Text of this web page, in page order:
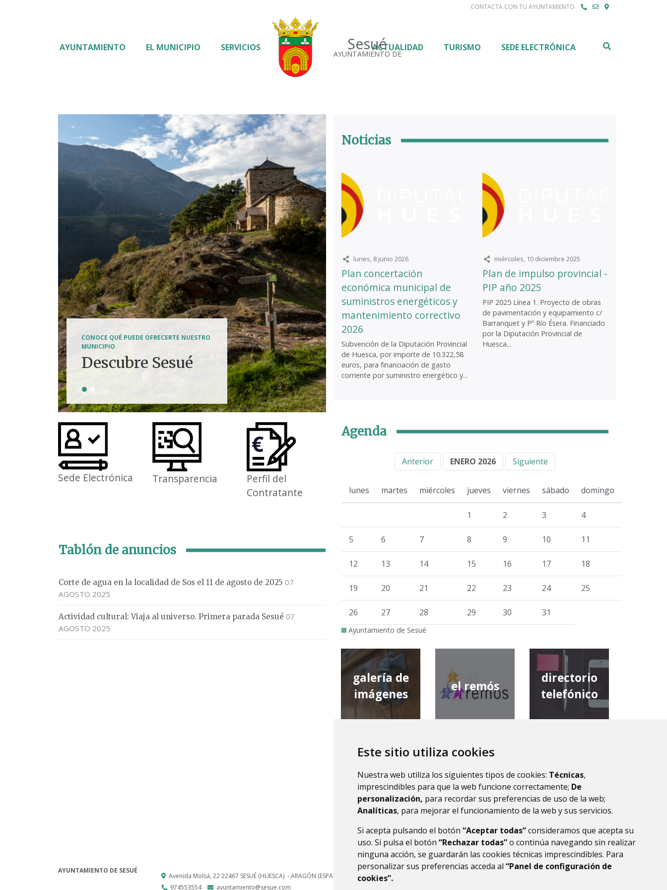
Este sitio utiliza cookies
Nuestra web utiliza los siguientes tipos de cookies: Técnicas,
imprescindibles para que la web funcione correctamente; De
personalización, para recordar sus preferencias de uso de la web;
Analíticas, para mejorar el funcionamiento de la web y sus servicios.
Si acepta pulsando el botón “Aceptar todas”consideramos que acepta su
uso. Si pulsa el botón “Rechazar todas”o continúa navegando sin realizar
ninguna acción, se guardarán las cookies técnicas imprescindibles. Para
personalizar sus preferencias acceda al “Panel de configuración de
cookies”.
CONTACTA CON TU AYUNTAMIENTO
Sesué
AYUNTAMIENTO DE
AYUNTAMIENTO EL MUNICIPIO SERVICIOS ACTUALIDAD TURISMO SEDE ELECTRÓNICA
CONOCE QUÉ PUEDE OFRECERTE NUESTRO
MUNICIPIO
Descubre Sesué
Tierra de
aventuras
Sede Electrónica Transparencia
Perfil del
Contratante
Tablón de anuncios
Corte de agua en la localidad de Sos el 11 de agosto de 2025 07
AGOSTO 2025
Actividad cultural: Viaja al universo. Primera parada Sesué 07
AGOSTO 2025
Noticias
lunes, 8 junio 2026
Plan concertación
económica municipal de
suministros energéticos y
mantenimiento correctivo
2026
Subvención de la Diputación Provincial
de Huesca, por importe de 10.322,58
euros, para financiación de gasto
corriente por suministro energético y...
miércoles, 10 diciembre 2025
Plan de impulso provincial -
PIP año 2025
PIP 2025 Línea 1. Proyecto de obras
de pavimentación y equipamiento c/
Barranquet y Pº Río Ésera. Financiado
por la Diputación Provincial de
Huesca...
Agenda
Anterior ENERO 2026 Siguiente
lunes martes miércoles jueves viernes sábado domingo
1 2 3 4
5 6 7 8 9 10 11
12 13 14 15 16 17 18
19 20 21 22 23 24 25
26 27 28 29 30 31
Ayuntamiento de Sesué
galería de
imágenes
el remós
directorio
telefónico
hace
la ribagorza
provincial de
huesca
AYUNTAMIENTO DE SESUÉ
Avenida Molsá, 2222467 SESUÉ (HUESCA) - ARAGÓN (ESPAÑA)
974553554
ayuntamiento@sesue.com